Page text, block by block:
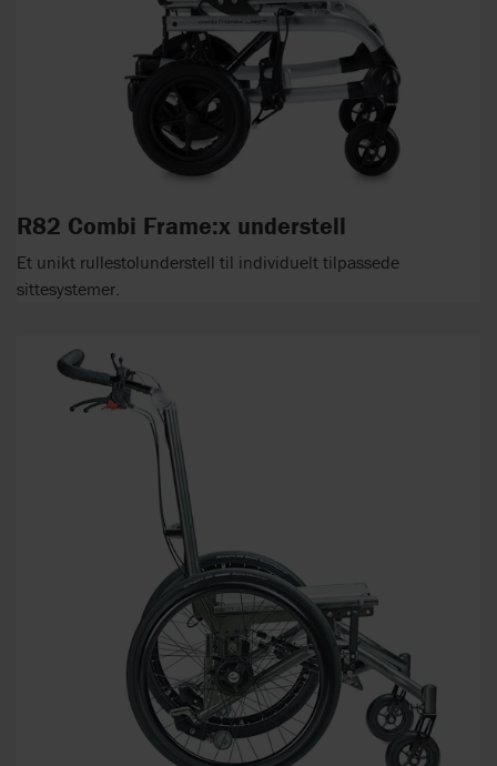
R82 Combi Frame:x understell
Et unikt rullestolunderstell til individuelt tilpassede
sittesystemer.